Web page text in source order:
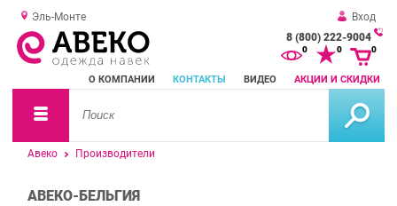
Эль-Монте
Вход
8 (800) 222-9004
О КОМПАНИИ КОНТАКТЫ ВИДЕО АКЦИИ И СКИДКИ
0 0 0
Авеко Производители
АВЕКО-БЕЛЬГИЯ